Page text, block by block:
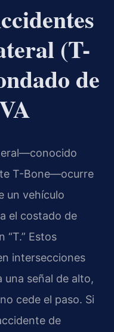
(T-
de
T-Bone—ocurre
un vehículo
el costado de
“T.” Estos
intersecciones
señal de alto,
cede el paso. Si
de